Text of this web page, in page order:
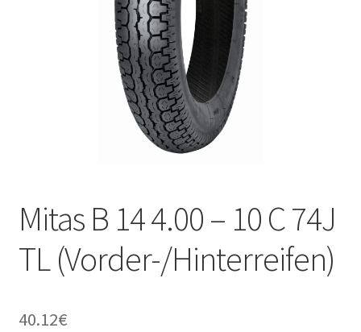
Mitas B 14 4.00 – 10 C 74J
TL (Vorder-/Hinterreifen)
40.12€